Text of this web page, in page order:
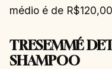
médio é de
TRESEMMÉ
SHAMPOO